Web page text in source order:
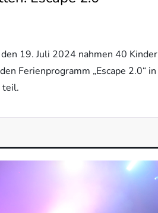
19. Juli 2024 nahmen 40 Kinder
Ferienprogramm „Escape 2.0“ in
teil.